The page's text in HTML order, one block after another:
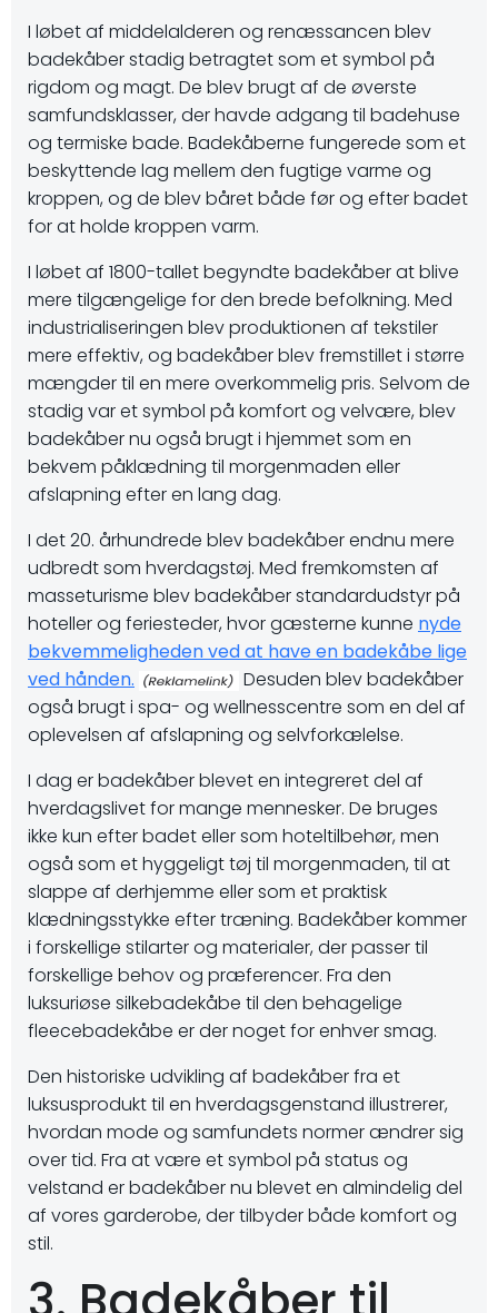
I løbet af middelalderen og renæssancen blev
badekåber stadig betragtet som et symbol på
rigdom og magt. De blev brugt af de øverste
samfundsklasser, der havde adgang til badehuse
og termiske bade. Badekåberne fungerede som et
beskyttende lag mellem den fugtige varme og
kroppen, og de blev båret både før og efter badet
for at holde kroppen varm.
I løbet af 1800-tallet begyndte badekåber at blive
mere tilgængelige for den brede befolkning. Med
industrialiseringen blev produktionen af tekstiler
mere effektiv, og badekåber blev fremstillet i større
mængder til en mere overkommelig pris. Selvom de
stadig var et symbol på komfort og velvære, blev
badekåber nu også brugt i hjemmet som en
bekvem påklædning til morgenmaden eller
afslapning efter en lang dag.
I det 20. århundrede blev badekåber endnu mere
udbredt som hverdagstøj. Med fremkomsten af ​​
masseturisme blev badekåber standardudstyr på
hoteller og feriesteder, hvor gæsterne kunne nyde
bekvemmeligheden ved at have en badekåbe lige
ved hånden.
Desuden blev badekåber
også brugt i spa- og wellnesscentre som en del af
oplevelsen af afslapning og selvforkælelse.
I dag er badekåber blevet en integreret del af
hverdagslivet for mange mennesker. De bruges
ikke kun efter badet eller som hoteltilbehør, men
også som et hyggeligt tøj til morgenmaden, til at
slappe af derhjemme eller som et praktisk
klædningsstykke efter træning. Badekåber kommer
i forskellige stilarter og materialer, der passer til
forskellige behov og præferencer. Fra den
luksuriøse silkebadekåbe til den behagelige
fleecebadekåbe er der noget for enhver smag.
Den historiske udvikling af badekåber fra et
luksusprodukt til en hverdagsgenstand illustrerer,
hvordan mode og samfundets normer ændrer sig
over tid. Fra at være et symbol på status og
velstand er badekåber nu blevet en almindelig del
af vores garderobe, der tilbyder både komfort og
stil.